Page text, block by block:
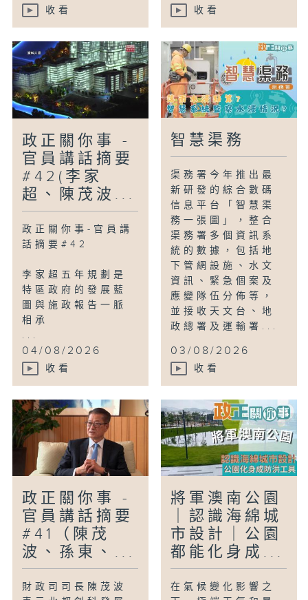
收看 收看
政正關你事 -
官員講話摘要
#42(李家
超、陳茂波...
政正關你事-官員講
話摘要#42
李家超五年規劃是
特區政府的發展藍
圖與施政報告一脈
相承
...
04/08/2026
收看
智慧渠務
渠務署今年推出最
新研發的綜合數碼
信息平台「智慧渠
務一張圖」，整合
渠務署多個資訊系
統的數據，包括地
下管網設施、水文
資訊、緊急個案及
應變隊伍分佈等，
並接收天文台、地
政總署及運輸署...
03/08/2026
收看
政正關你事 -
官員講話摘要
#41（陳茂
波、孫東、...
財政司司長陳茂波
將軍澳南公園
｜認識海綿城
市設計｜公園
都能化身成...
在氣候變化影響之